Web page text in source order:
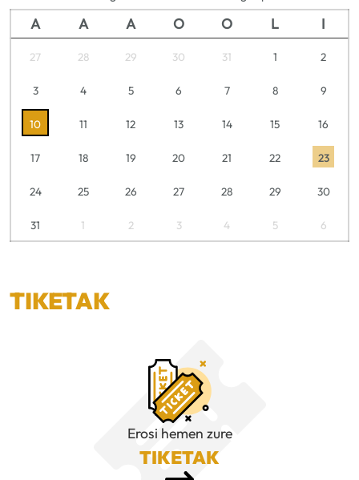
A A A O O L I
27 28 29 30 31 1 2
3 4 5 6 7 8 9
10 11 12 13 14 15 16
17 18 19 20 21 22 23
24 25 26 27 28 29 30
31 1 2 3 4 5 6
TIKETAK
Erosi hemen zure
TIKETAK